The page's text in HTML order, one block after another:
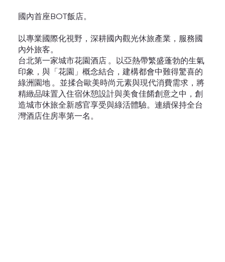
國內首座BOT飯店。
以專業國際化視野，深耕國內觀光休旅產業，服務國
內外旅客。
台北第一家城市花園酒店 。以亞熱帶繁盛蓬勃的生氣
印象，與「花園」概念結合，建構都會中難得驚喜的
綠洲園地 。並揉合歐美時尚元素與現代消費需求，將
精緻品味置入住宿休憩設計與美食佳餚創意之中，創
造城市休旅全新感官享受與綠活體驗。連續保持全台
灣酒店住房率第一名。